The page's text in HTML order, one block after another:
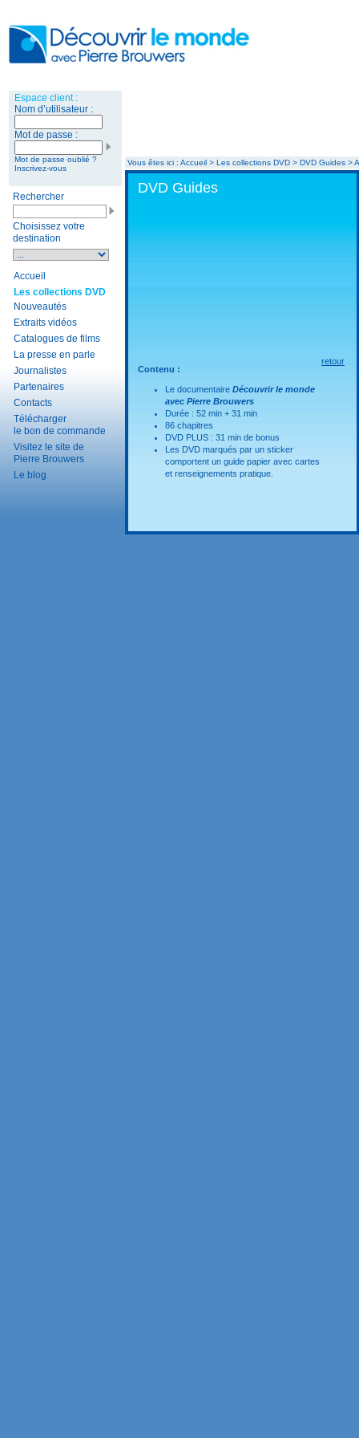
Rechercher
Choisissez votre
destination
Accueil
Les collections DVD
Nouveautés
Extraits vidéos
Catalogues de films
La presse en parle
Journalistes
Partenaires
Contacts
Télécharger
le bon de commande
Visitez le site de
Pierre Brouwers
Le blog
Vous êtes ici : Accueil > Les collections DVD > DVD Guides >
DVD Guides
Contenu :
Le documentaire Découvrir le monde
avec Pierre Brouwers
Durée : 52 min + 31 min
86 chapitres
DVD PLUS : 31 min de bonus
Les DVD marqués par un sticker
comportent un guide papier avec cartes
et renseignements pratique.
retour